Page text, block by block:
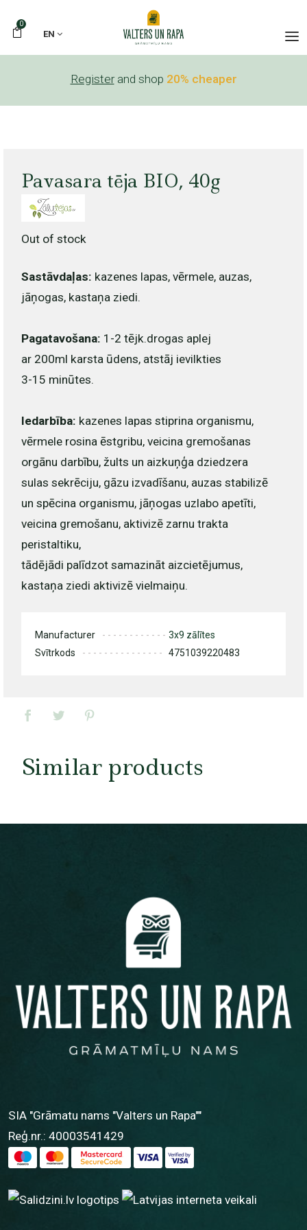
0
EN
Register and shop 20% cheaper
Pavasara tēja BIO, 40g
Out of stock
Sastāvdaļas: kazenes lapas, vērmele, auzas,
jāņogas, kastaņa ziedi.
Pagatavošana: 1-2 tējk.drogas aplej
ar 200ml karsta ūdens, atstāj ievilkties
3-15 minūtes.
Iedarbība: kazenes lapas stiprina organismu,
vērmele rosina ēstgribu, veicina gremošanas
orgānu darbību, žults un aizkuņģa dziedzera
sulas sekrēciju, gāzu izvadīšanu, auzas stabilizē
un spēcina organismu, jāņogas uzlabo apetīti,
veicina gremošanu, aktivizē zarnu trakta
peristaltiku,
tādējādi palīdzot samazināt aizcietējumus,
kastaņa ziedi aktivizē vielmaiņu.
Manufacturer
3x9 zālītes
Svītrkods
4751039220483
Similar products
SIA "Grāmatu nams "Valters un Rapa""
Reģ.nr.: 40003541429